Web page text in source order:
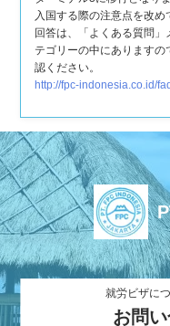
入国する際の注意点を改め
回答は、「よくある質問
テゴリーの中にあります
認ください。
http://fpc-indonesia.co.id/
就労ビザに
お問